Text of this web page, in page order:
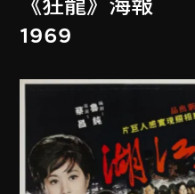
《狂龍》海報
1969